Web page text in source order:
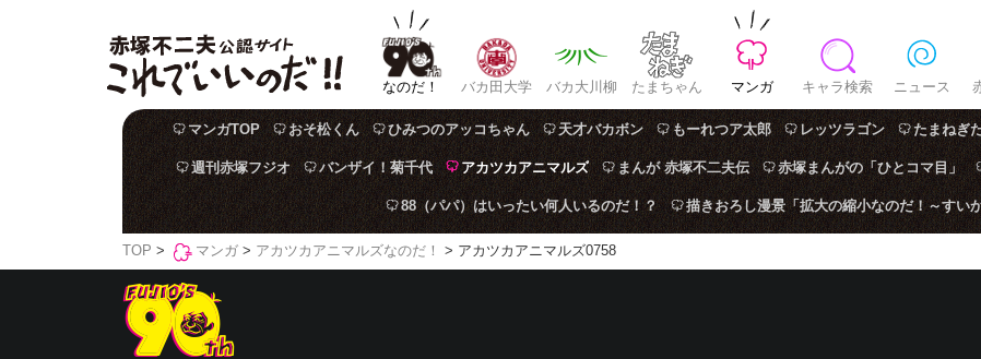
なのだ！ バカ田大学 バカ大川柳 たまちゃん マンガ キャラ検索 ニュース
マンガTOP おそ松くん ひみつのアッコちゃん 天才バカボン もーれつア太郎 レッツラゴン たまねぎ
週刊赤塚フジオ バンザイ！菊千代 アカツカアニマルズ まんが 赤塚不二夫伝 赤塚まんがの「ひとコマ目」
88（パパ）はいったい何人いるのだ！？ 描きおろし漫景「拡大の縮小なのだ！～すい
TOP > マンガ > アカツカアニマルズなのだ！ > アカツカアニマルズ0758